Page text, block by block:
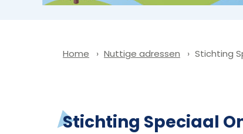
Home Nuttige adressen Stichting
Stichting Speciaal